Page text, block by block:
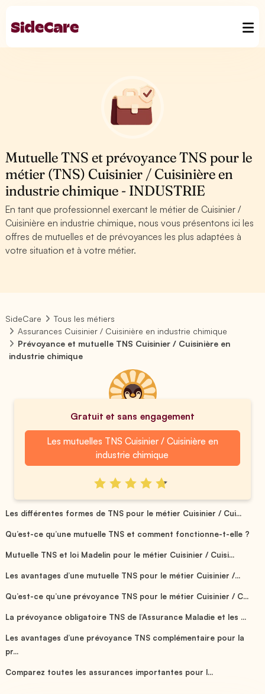
Mutuelle TNS et prévoyance TNS pour le
métier (TNS) Cuisinier / Cuisinière en
industrie chimique - INDUSTRIE
En tant que professionnel exercant le métier de Cuisinier /
Cuisinière en industrie chimique, nous vous présentons ici les
offres de mutuelles et de prévoyances les plus adaptées à
votre situation et à votre métier.
SideCare
Tous les métiers
Assurances Cuisinier / Cuisinière en industrie chimique
Prévoyance et mutuelle TNS Cuisinier / Cuisinière en
industrie chimique
Gratuit et sans engagement
Les mutuelles TNS Cuisinier / Cuisinière en
industrie chimique
Les différentes formes de TNS pour le métier Cuisinier / Cui...
Qu’est-ce qu’une mutuelle TNS et comment fonctionne-t-elle ?
Mutuelle TNS et loi Madelin pour le métier Cuisinier / Cuisi...
Les avantages d’une mutuelle TNS pour le métier Cuisinier /...
Qu’est-ce qu’une prévoyance TNS pour le métier Cuisinier / C...
La prévoyance obligatoire TNS de l’Assurance Maladie et les ...
Les avantages d’une prévoyance TNS complémentaire pour la
pr...
Comparez toutes les assurances importantes pour l...